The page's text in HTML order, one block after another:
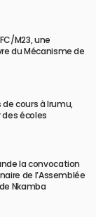
M23, une
du Mécanisme de
cours à Irumu,
écoles
la convocation
de l’Assemblée
Nkamba